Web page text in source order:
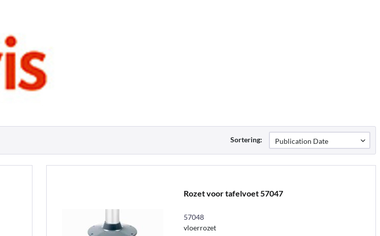
Sortering:
Rozet voor tafelvoet 57047
57048
vloerrozet